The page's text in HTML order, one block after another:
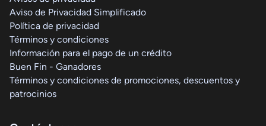
Aviso de Privacidad Simplificado
Política de privacidad
Términos y condiciones
Información para el pago de un crédito
Buen Fin - Ganadores
Términos y condiciones de promociones, descuentos y
patrocinios